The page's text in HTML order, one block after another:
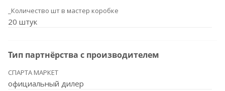
_Количество шт в мастер коробке
20 штук
Тип партнёрства с производителем
СПАРТА МАРКЕТ
официальный дилер